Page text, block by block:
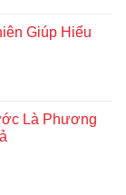
Giúp Hiểu
Là Phương